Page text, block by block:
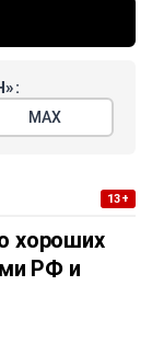
МАХ
13+
хороших
РФ и